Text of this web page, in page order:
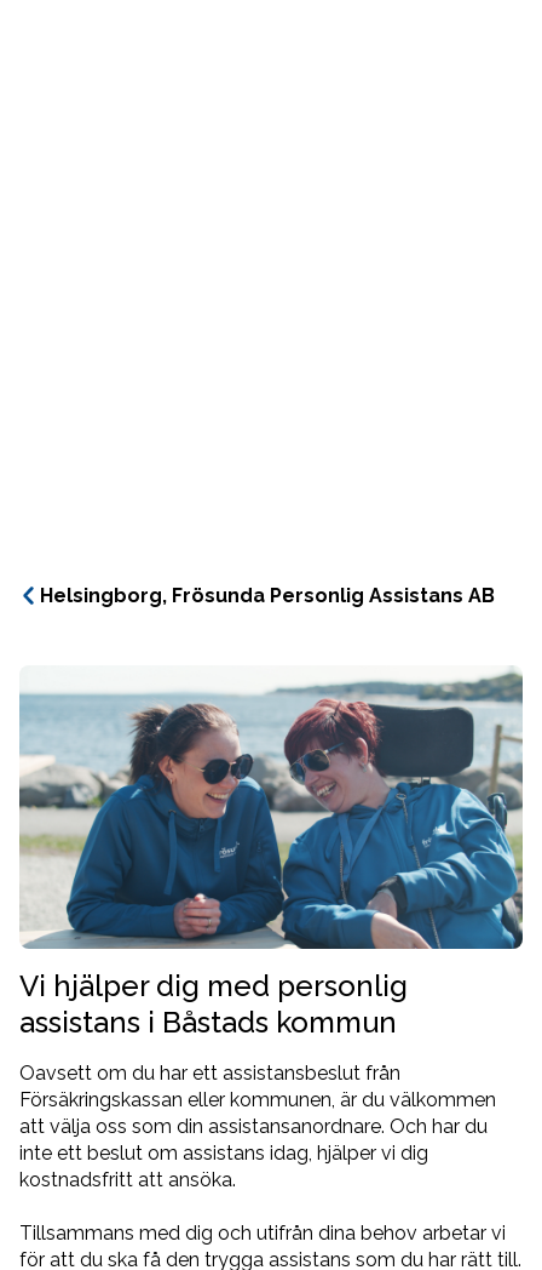
Helsingborg, Frösunda Personlig Assistans AB
Vi hjälper dig med personlig
assistans i Båstads kommun
Oavsett om du har ett assistansbeslut från
Försäkringskassan eller kommunen, är du välkommen
att välja oss som din assistansanordnare. Och har du
inte ett beslut om assistans idag, hjälper vi dig
kostnadsfritt att ansöka.
Tillsammans med dig och utifrån dina behov arbetar vi
för att du ska få den trygga assistans som du har rätt till.